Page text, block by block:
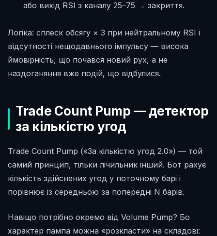
або вихід RSI з каналу 25–75 → закриття.
Логіка: сплеск обсягу × 3 при нейтральному RSI і
відсутності нещодавнього імпульсу — висока
ймовірність, що почався новий рух, а не
наздоганяння вже подій, що відбулися.
Trade Count Pump — детектор
за кількістю угод
Trade Count Pump («За кількістю угод 2.0») — той
самий принцип, тільки лічильник інший. Бот рахує
кількість здійснених угод у поточному барі і
порівнює із середньою за попередні N барів.
Навіщо потрібно окремо від Volume Pump? Бо
характер пампа можна «розкласти» на складові: